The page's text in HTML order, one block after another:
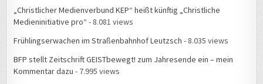
„Christlicher Medienverbund KEP“ heißt künftig „Christliche
Medieninitiative pro“ - 8.081 views
Frühlingserwachen im Straßenbahnhof Leutzsch - 8.035 views
BFP stellt Zeitschrift GEISTbewegt! zum Jahresende ein – mein
Kommentar dazu - 7.995 views